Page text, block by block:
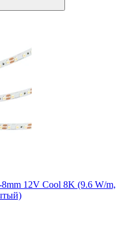
12V Cool 8K (9.6 W/m,